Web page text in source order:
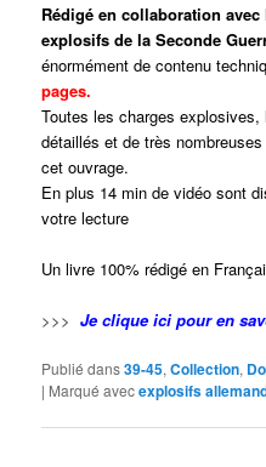
Rédigé en collaboration
explosifs de la Seconde
énormément de contenu
pages.
Toutes les charges
détaillés etde très
cet ouvrage.
En plus 14 min de vidéo sont
votre lecture
Un livre 100% rédigé en
>>> Je clique ici pour en
Publié dans39-45,Collection,
| Marqué avecexplosifs